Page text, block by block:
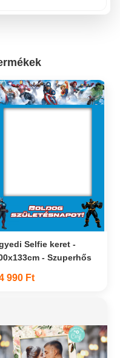
Selfie keret -
- Szuperhős
990 Ft